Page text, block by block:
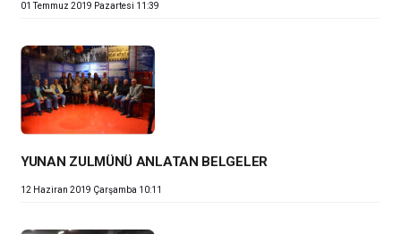
01 Temmuz 2019 Pazartesi 11:39
YUNAN ZULMÜNÜ ANLATAN BELGELER
12 Haziran 2019 Çarşamba 10:11